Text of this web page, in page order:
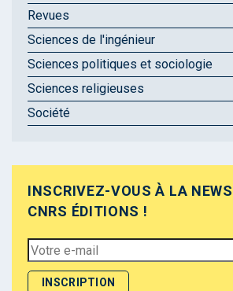
Revues
Sciences de l'ingénieur
Sciences politiques et sociologie
Sciences religieuses
Société
INSCRIVEZ-VOUS À LA
CNRS ÉDITIONS !